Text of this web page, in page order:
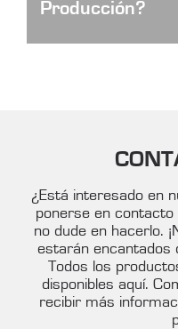
Producción?
¿Está interesado en
ponerse en
no dude en hacerlo.
estarán encantados
Todos los
disponibles aquí.
recibir más